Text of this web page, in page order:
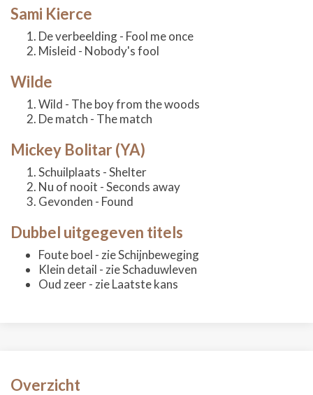
Sami Kierce
De verbeelding - Fool me once
Misleid - Nobody's fool
Wilde
Wild - The boy from the woods
De match - The match
Mickey Bolitar (YA)
Schuilplaats - Shelter
Nu of nooit - Seconds away
Gevonden - Found
Dubbel uitgegeven titels
Foute boel - zie Schijnbeweging
Klein detail - zie Schaduwleven
Oud zeer - zie Laatste kans
Overzicht